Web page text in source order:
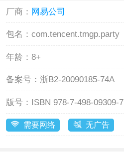
厂商： 网易公司
包名： com.tencent.tmgp.party
年龄： 8+
备案号： 浙B2-20090185-74A
版号： ISBN 978-7-498-09309-7
需要网络 无广告